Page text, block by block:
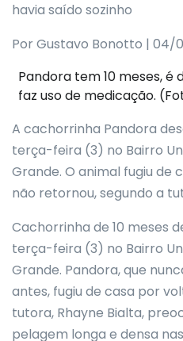
havia saído sozinho
Por Gustavo Bonotto | 04/
Pandora tem 10 meses,
faz uso de medicação.
A cachorrinha Pandora
terça-feira (3) no Bairro
Grande. O animal fugiu de
não retornou, segundo a
Cachorrinha de 10 meses
terça-feira (3) no Bairro
Grande. Pandora, que
antes, fugiu de casa por
tutora, Rhayne Bialta,
pelagem longa e densa